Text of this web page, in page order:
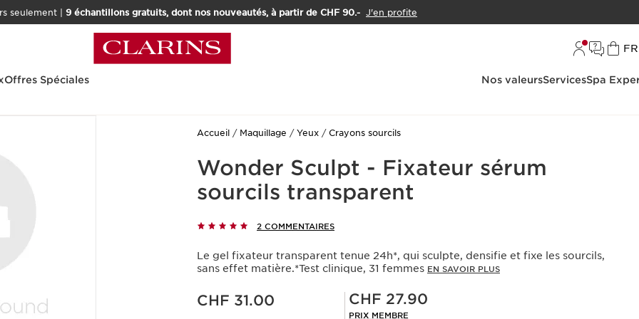
seulement | 9 échantillons gratuits, dont nos nouveautés, à partir de CHF 90.- J'en profite
FR
Offres Spéciales Nos valeursServicesSpa
Accueil Maquillage Yeux Crayons sourcils
Wonder Sculpt - Fixateur sérum
sourcils transparent
2 COMMENTAIRES
Le gel fixateur transparent tenue 24h*, qui sculpte, densifie et fixe les sourcils,
sans effet matière.*Test clinique, 31 femmes EN SAVOIR PLUS
Nouveau prix CHF 31.00
CHF 31.00 Prix Sérénité CHF 27.90
CHF 27.90
PRIX MEMBRE